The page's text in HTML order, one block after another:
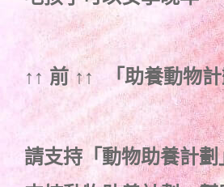
↑↑ 前 ↑↑ 「助養動物
請支持「動物助養計劃